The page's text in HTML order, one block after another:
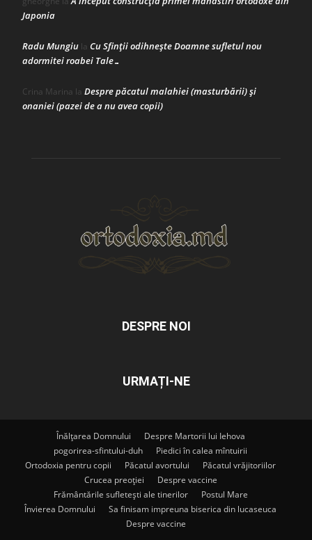
Japonia
Radu Mungiu la Cu Sfinții odihnește Doamne sufletul nou
adormitei roabei Tale…
Crina Marina la Despre păcatul malahiei (masturbării) şi
onaniei (pazei de a nu avea copii)
DESPRE NOI
URMAȚI-NE
Înălțarea Domnului
Despre Martorii lui Iehova
pogorirea-sfintului-duh
Piedici în calea mîntuirii
Ortodoxia pentru copii
Păcatul avortului
Păcatul vrăjitoriilor
Crucea preoției
Despre vaccine
Frământările sufletești ale tinerilor
Postul Mare
Învierea Domnului
Sa finisam impreuna biserica din lucaseuca
Despre vaccine